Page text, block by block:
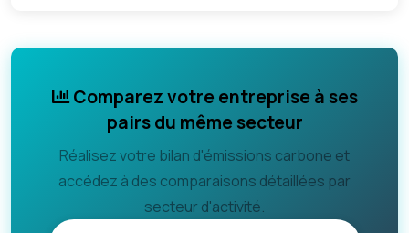
Comparez votre entreprise à ses
pairs du même secteur
Réalisez votre bilan d'émissions carbone et
accédez à des comparaisons détaillées par
secteur d'activité.